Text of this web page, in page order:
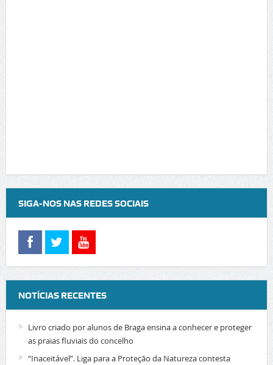
SIGA-NOS NAS REDES SOCIAIS
NOTÍCIAS RECENTES
Livro criado por alunos de Braga ensina a conhecer e proteger
as praias fluviais do concelho
“Inaceitável”. Liga para a Proteção da Natureza contesta